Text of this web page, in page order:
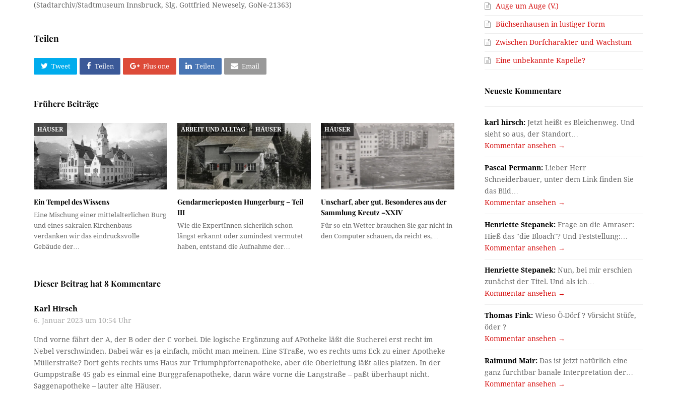
(Stadtarchiv/Stadtmuseum Innsbruck, Slg. Gottfried Newesely, GoNe-21363)
Teilen
Tweet Teilen Plus one Teilen Email
Frühere Beiträge
HÄUSER
Ein Tempel des Wissens
Eine Mischung einer mittelalterlichen Burg
und eines sakralen Kirchenbaus
verdanken wir das eindrucksvolle
Gebäude der…
ARBEIT UND ALLTAG HÄUSER
Gendarmerieposten Hungerburg – Teil
III
Wie die ExpertInnen sicherlich schon
längst erkannt oder zumindest vermutet
haben, entstand die Aufnahme der…
HÄUSER
Unscharf, aber gut. Besonderes aus der
Sammlung Kreutz –XXIV
Für so ein Wetter brauchen Sie gar nicht in
den Computer schauen, da reicht es,…
Dieser Beitrag hat 8 Kommentare
Karl Hirsch
6. Januar 2023 um 10:54 Uhr
Und vorne fährt der A, der B oder der C vorbei. Die logische Ergänzung auf APotheke läßt die Sucherei erst recht im
Nebel verschwinden. Dabei wär es ja einfach, möcht man meinen. Eine STraße, wo es rechts ums Eck zu einer Apotheke
Müllerstraße? Dort gehts rechts ums Haus zur Triumphpfortenapotheke, aber die Oberleitung läßt alles platzen. In der
Gumppstraße 45 gab es einmal eine Burggrafenapotheke, dann wäre vorne die Langstraße – paßt überhaupt nicht.
Saggenapotheke – lauter alte Häuser.
Auge um Auge (V.)
Büchsenhausen in lustiger Form
Zwischen Dorfcharakter und Wachstum
Eine unbekannte Kapelle?
Neueste Kommentare
karl hirsch: Jetzt heißt es Bleichenweg. Und
sieht so aus, der Standort…
Kommentar ansehen →
Pascal Permann: Lieber Herr
Schneiderbauer, unter dem Link finden Sie
das Bild…
Kommentar ansehen →
Henriette Stepanek: Frage an die Amraser:
Hieß das "die Bloach"? Und Feststellung:…
Kommentar ansehen →
Henriette Stepanek: Nun, bei mir erschien
zunächst der Titel. Und als ich…
Kommentar ansehen →
Thomas Fink: Wieso Ö-Dörf ? Vörsicht Stüfe,
öder ?
Kommentar ansehen →
Raimund Mair: Das ist jetzt natürlich eine
ganz furchtbar banale Interpretation der…
Kommentar ansehen →